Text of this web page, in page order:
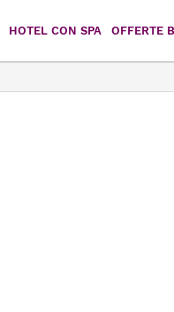
HOTEL CON SPA OFFERTE